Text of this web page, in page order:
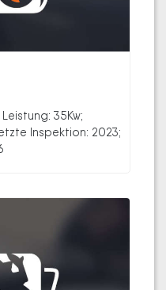
35Kw;
Inspektion: 2023;